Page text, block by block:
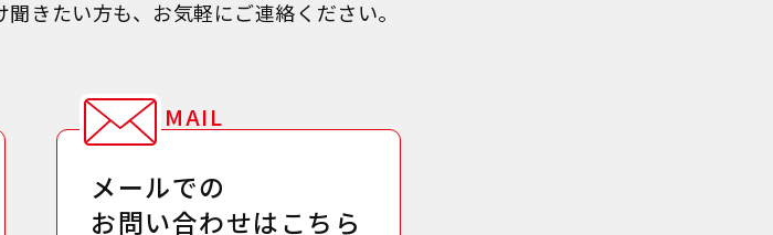
きたい方も、お気軽にご連絡ください。
MAIL
メールでの
お問い合わせはこちら